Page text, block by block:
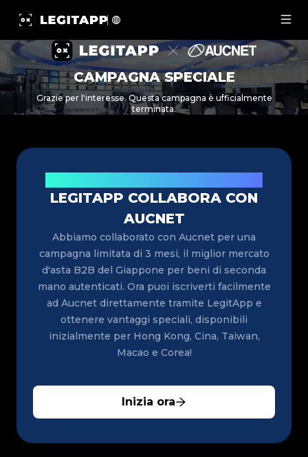
CAMPAGNA SPECIALE
Grazie per l'interesse. Questa campagna è ufficialmente
terminata.
LEGITAPP COLLABORA CON
AUCNET
Abbiamo collaborato con Aucnet per una
campagna limitata di 3 mesi, il miglior mercato
d'asta B2B del Giappone per beni di seconda
mano autenticati. Ora puoi iscriverti facilmente
ad Aucnet direttamente tramite LegitApp e
ottenere vantaggi speciali, disponibili
inizialmente per Hong Kong, Cina, Taiwan,
Macao e Corea!
Inizia ora